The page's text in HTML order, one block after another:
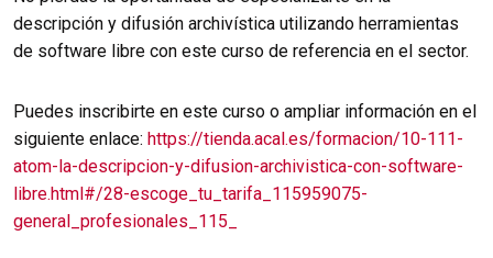
descripción y difusión archivística utilizando herramientas
de software libre con este curso de referencia en el sector.
Puedes inscribirte en este curso o ampliar información en el
siguiente enlace: https://tienda.acal.es/formacion/10-111-
atom-la-descripcion-y-difusion-archivistica-con-software-
libre.html#/28-escoge_tu_tarifa_115959075-
general_profesionales_115_